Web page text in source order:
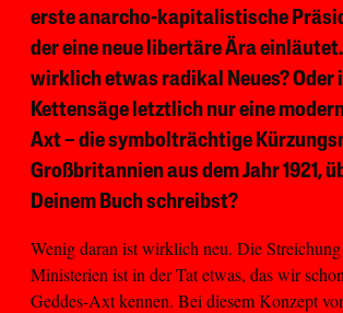
erste anarcho-kapitalistische
der eine neue libertäre Ära
wirklich etwas radikal Neues? Oder
Kettensäge letztlich nur eine
Axt – die symbolträchtige
Großbritannien aus dem Jahr 1921,
Deinem Buch schreibst?
Wenig daran ist wirklich neu. Die
Ministerien ist in der Tat etwas, das wir
Geddes-Axt kennen. Bei diesem Konzept